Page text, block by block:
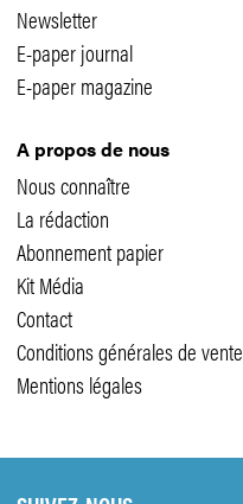
Newsletter
E-paper journal
E-paper magazine
A propos de nous
Nous connaître
La rédaction
Abonnement papier
Kit Média
Contact
Conditions générales de vente
Mentions légales